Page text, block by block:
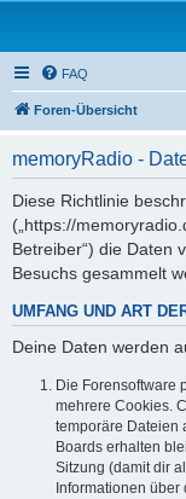
FAQ
Foren-Übersicht
memoryRadio -
Diese Richtlinie
(„https://
Betreiber“) die Daten
Besuchs gesammelt
UMFANG UND ART
Deine Daten werden
Die Forensoftware
mehrere Cookies.
temporäre Dateien
Boards erhalten
Sitzung (damit dir
Informationen